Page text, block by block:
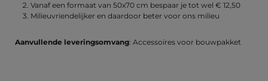
Vanaf een formaat van 50x70 cm bespaar je tot wel € 12,50
Milieuvriendelijker en daardoor beter voor ons milieu
Aanvullende leveringsomvang: Accessoires voor bouwpakket